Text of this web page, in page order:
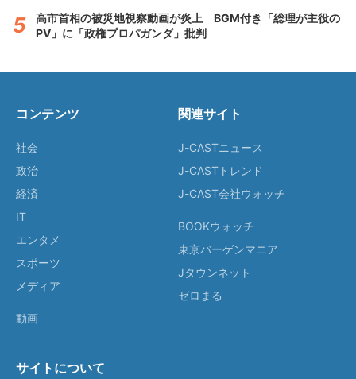
高市首相の被災地視察動画が炎上 BGM付き「総理が主役の
PV」に「政権プロパガンダ」批判
コンテンツ
社会
政治
経済
IT
エンタメ
スポーツ
メディア
動画
関連サイト
J-CASTニュース
J-CASTトレンド
J-CAST会社ウォッチ
BOOKウォッチ
東京バーゲンマニア
Jタウンネット
ゼロまる
サイトについて